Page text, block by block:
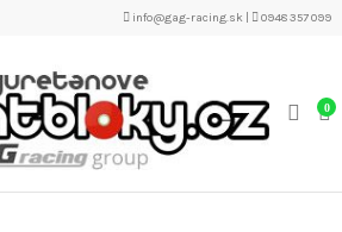
info@gag-racing.sk 0948 357 099
0